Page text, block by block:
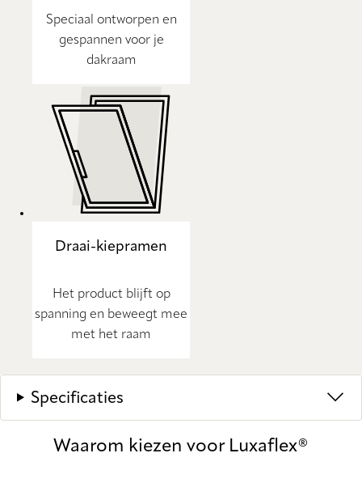
Speciaal ontworpen en
gespannen voor je
dakraam
Draai-kiepramen
Het product blijft op
spanning en beweegt mee
met het raam
Specificaties
Waarom kiezen voor Luxaflex®